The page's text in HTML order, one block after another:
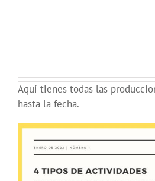
Aquí tienes todas las
hasta la fecha.